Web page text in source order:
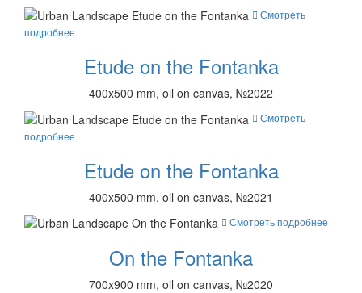
Смотреть
подробнее
Etude on the Fontanka
400x500 mm, oil on canvas, №2022
Смотреть
подробнее
Etude on the Fontanka
400x500 mm, oil on canvas, №2021
Смотреть подробнее
On the Fontanka
700x900 mm, oil on canvas, №2020